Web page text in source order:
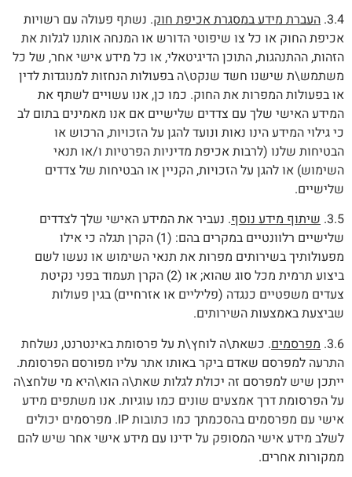
3.4. העברת מידע במסגרת אכיפת חוק. נשתף פעולה עם רשויות
אכיפת החוק או כל צו שיפוטי הדורש או המנחה אותנו לגלות את
הזהות, ההתנהגות, התוכן הדיגיטאלי, או כל מידע אישי אחר, של כל
משתמש\ת שישנו חשד שנקט\ה בפעולות הנחזות למנוגדות לדין
או בפעולות המפרות את החוק. כמו כן, אנו עשויים לשתף את
המידע האישי שלך עם צדדים שלישיים אם אנו מאמינים בתום לב
כי גילוי המידע הינו נאות ונועד להגן על הזכויות, הרכוש או
הבטיחות שלנו (לרבות אכיפת מדיניות הפרטיות ו/או תנאי
השימוש) או להגן על הזכויות, הקניין או הבטיחות של צדדים
שלישיים.
3.5. שיתוף מידע נוסף. נעביר את המידע האישי שלך לצדדים
שלישיים רלוונטיים במקרים בהם: (1) הקרן תגלה כי אילו
מפעולותיך בשירותים מפרות את תנאי השימוש או נעשו לשם
ביצוע תרמית מכל סוג שהוא; או (2) הקרן תעמוד בפני נקיטת
צעדים משפטיים כנגדה (פליליים או אזרחיים) בגין פעולות
שביצעת באמצעות השירותים.
3.6. מפרסמים. כשאת\ה לוחץ\ת על פרסומת באינטרנט, נשלחת
התרעה למפרסם שאדם ביקר באותו אתר עליו מפורסם הפרסומת.
ייתכן שיש למפרסם זה יכולת לגלות שאת\ה הוא\היא מי שלחצ\ה
על הפרסומת דרך אמצעים שונים כמו עוגיות. אנו משתפים מידע
אישי עם מפרסמים בהסכמתך כמו כתובות IP. מפרסמים יכולים
לשלב מידע אישי המסופק על ידינו עם מידע אישי אחר שיש להם
ממקורות אחרים.